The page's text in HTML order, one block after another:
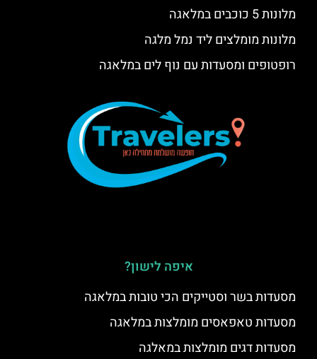
מלונות 5 כוכבים במלאגה
מלונות מומלצים ליד נמל מלגה
רופטופים ומסעדות עם נוף לים במלאגה
איפה לישון?
מסעדות בשר וסטייקים הכי טובות במלאגה
מסעדות טאפאסים מומלצות במלאגה
מסעדות דגים מומלצות במאלגה